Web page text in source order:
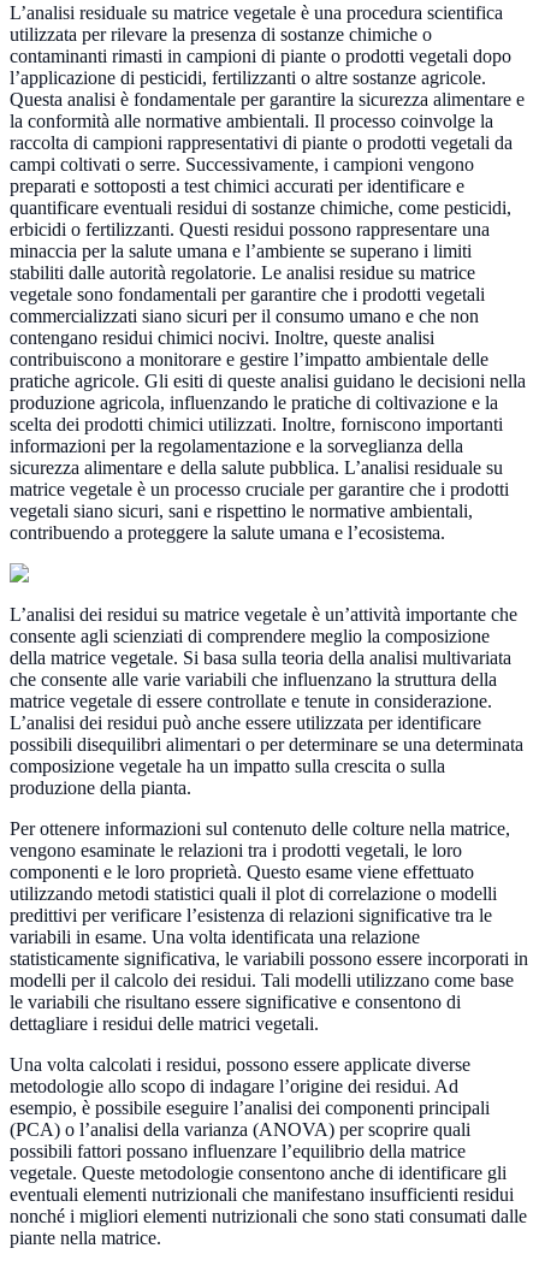
L’analisi residuale su matrice vegetale è una procedura scientifica
utilizzata per rilevare la presenza di sostanze chimiche o
contaminanti rimasti in campioni di piante o prodotti vegetali dopo
l’applicazione di pesticidi, fertilizzanti o altre sostanze agricole.
Questa analisi è fondamentale per garantire la sicurezza alimentare e
la conformità alle normative ambientali. Il processo coinvolge la
raccolta di campioni rappresentativi di piante o prodotti vegetali da
campi coltivati o serre. Successivamente, i campioni vengono
preparati e sottoposti a test chimici accurati per identificare e
quantificare eventuali residui di sostanze chimiche, come pesticidi,
erbicidi o fertilizzanti. Questi residui possono rappresentare una
minaccia per la salute umana e l’ambiente se superano i limiti
stabiliti dalle autorità regolatorie. Le analisi residue su matrice
vegetale sono fondamentali per garantire che i prodotti vegetali
commercializzati siano sicuri per il consumo umano e che non
contengano residui chimici nocivi. Inoltre, queste analisi
contribuiscono a monitorare e gestire l’impatto ambientale delle
pratiche agricole. Gli esiti di queste analisi guidano le decisioni nella
produzione agricola, influenzando le pratiche di coltivazione e la
scelta dei prodotti chimici utilizzati. Inoltre, forniscono importanti
informazioni per la regolamentazione e la sorveglianza della
sicurezza alimentare e della salute pubblica. L’analisi residuale su
matrice vegetale è un processo cruciale per garantire che i prodotti
vegetali siano sicuri, sani e rispettino le normative ambientali,
contribuendo a proteggere la salute umana e l’ecosistema.
L’analisi dei residui su matrice vegetale è un’attività importante che
consente agli scienziati di comprendere meglio la composizione
della matrice vegetale. Si basa sulla teoria della analisi multivariata
che consente alle varie variabili che influenzano la struttura della
matrice vegetale di essere controllate e tenute in considerazione.
L’analisi dei residui può anche essere utilizzata per identificare
possibili disequilibri alimentari o per determinare se una determinata
composizione vegetale ha un impatto sulla crescita o sulla
produzione della pianta.
Per ottenere informazioni sul contenuto delle colture nella matrice,
vengono esaminate le relazioni tra i prodotti vegetali, le loro
componenti e le loro proprietà. Questo esame viene effettuato
utilizzando metodi statistici quali il plot di correlazione o modelli
predittivi per verificare l’esistenza di relazioni significative tra le
variabili in esame. Una volta identificata una relazione
statisticamente significativa, le variabili possono essere incorporati in
modelli per il calcolo dei residui. Tali modelli utilizzano come base
le variabili che risultano essere significative e consentono di
dettagliare i residui delle matrici vegetali.
Una volta calcolati i residui, possono essere applicate diverse
metodologie allo scopo di indagare l’origine dei residui. Ad
esempio, è possibile eseguire l’analisi dei componenti principali
(PCA) o l’analisi della varianza (ANOVA) per scoprire quali
possibili fattori possano influenzare l’equilibrio della matrice
vegetale. Queste metodologie consentono anche di identificare gli
eventuali elementi nutrizionali che manifestano insufficienti residui
nonché i migliori elementi nutrizionali che sono stati consumati dalle
piante nella matrice.